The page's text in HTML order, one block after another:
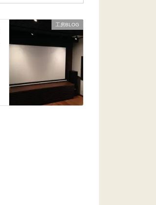
工房BLOG